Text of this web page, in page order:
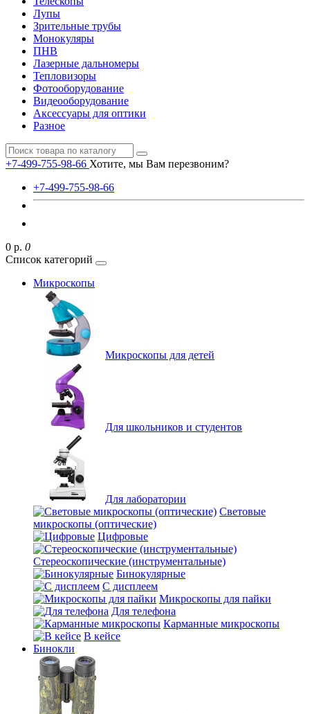
Лупы
Зрительные трубы
Монокуляры
ПНВ
Лазерные дальномеры
Тепловизоры
Фотооборудование
Видеооборудование
Аксессуары для оптики
Разное
+7-499-755-98-66 Хотите, мы Вам перезвоним?
+7-499-755-98-66
0 р. 0
Список категорий
Микроскопы
Микроскопы для детей
Для школьников и студентов
Для лаборатории
Световые
микроскопы (оптические)
Цифровые
Стереоскопические (инструментальные)
Бинокулярные
С дисплеем
Микроскопы для пайки
Для телефона
Карманные микроскопы
В кейсе
Бинокли